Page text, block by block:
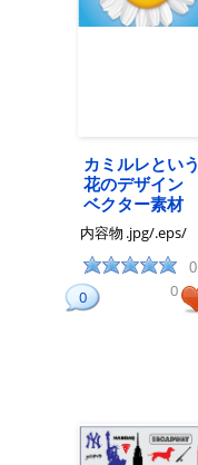
カミルレという
花のデザイン
ベクター素材
内容物 .jpg/.eps/
0
0 0